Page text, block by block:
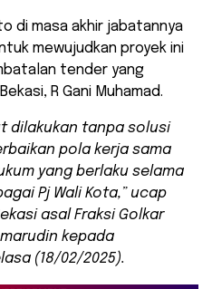
di masa akhir jabatannya
mewujudkan proyek ini
tender yang
R Gani Muhamad.
dilakukan tanpa solusi
pola kerja sama
yang berlaku selama
Pj Wali Kota,” ucap
asal Fraksi Golkar
kepada
(18/02/2025).